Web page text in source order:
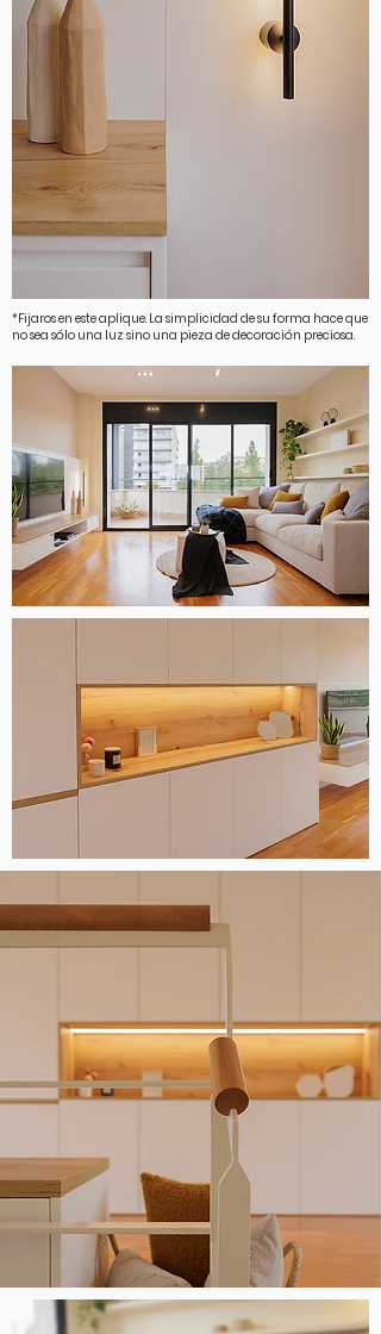
*Fijaros en este aplique. La simplicidad de su forma hace que
no sea sólo una luz sino una pieza de decoración preciosa.